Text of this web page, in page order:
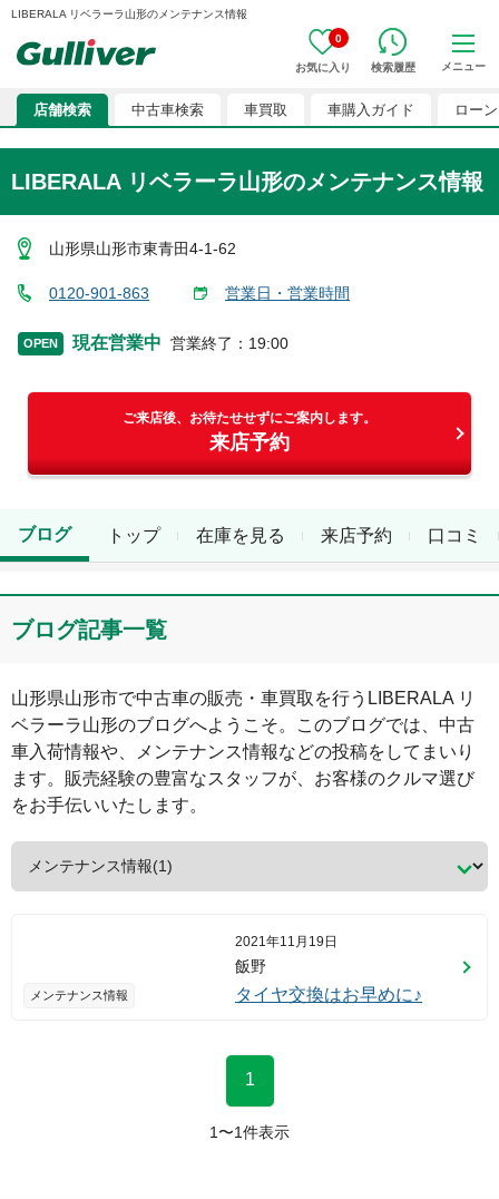
LIBERALA リベラーラ山形のメンテナンス情報
0
お気に入り 検索履歴 メニュー
店舗検索 中古車検索 車買取 車購入ガイド ローン
LIBERALA リベラーラ山形のメンテナンス情報
山形県山形市東青田4-1-62
0120-901-863 営業日・営業時間
OPEN 現在営業中 営業終了 ： 19:00
ご来店後、お待たせせずにご案内します。
来店予約
トップ 在庫を見る 来店予約 口コミ
ブログ
ブログ記事一覧
山形県山形市で中古車の販売・車買取を行う LIBERALA リ
ベラーラ山形のブログへようこそ。このブログでは、中古
車入荷情報や、メンテナンス情報などの投稿をしてまいり
ます。販売経験の豊富なスタッフが、お客様のクルマ選び
をお手伝いいたします。
メンテナンス情報
2021年11月19日
飯野
タイヤ交換はお早めに♪
1
1 〜1件表示